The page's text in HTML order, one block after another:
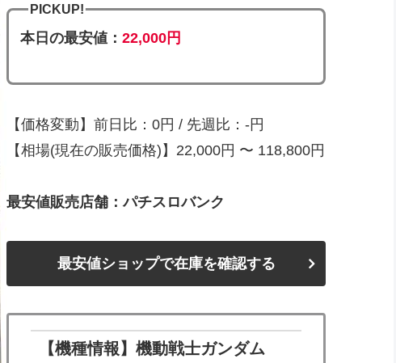
PICKUP!
本日の最安値：22,000円
【価格変動】前日比：0円 / 先週比：-円
【相場(現在の販売価格)】22,000円 〜 118,800円
最安値販売店舗：パチスロバンク
最安値ショップで在庫を確認する
【機種情報】機動戦士ガンダム